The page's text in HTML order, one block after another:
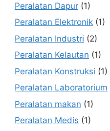
Peralatan Dapur (1)
Peralatan Elektronik (1)
Peralatan Industri (2)
Peralatan Kelautan (1)
Peralatan Konstruksi (1)
Peralatan Laboratorium
Peralatan makan (1)
Peralatan Medis (1)